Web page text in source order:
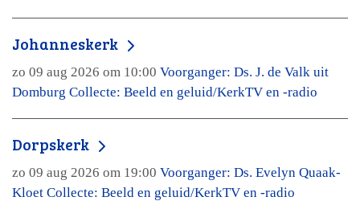
Johanneskerk
zo 09 aug 2026 om 10:00 Voorganger: Ds. J. de Valk uit
Domburg Collecte: Beeld en geluid/KerkTV en -radio
Dorpskerk
zo 09 aug 2026 om 19:00 Voorganger: Ds. Evelyn Quaak-
Kloet Collecte: Beeld en geluid/KerkTV en -radio